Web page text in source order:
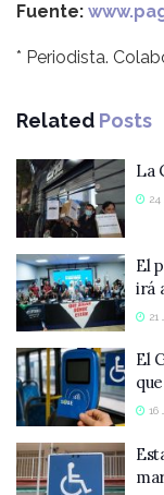
Fuente:
* Periodista.
Related Posts
La
24
El
irá
21
El
16